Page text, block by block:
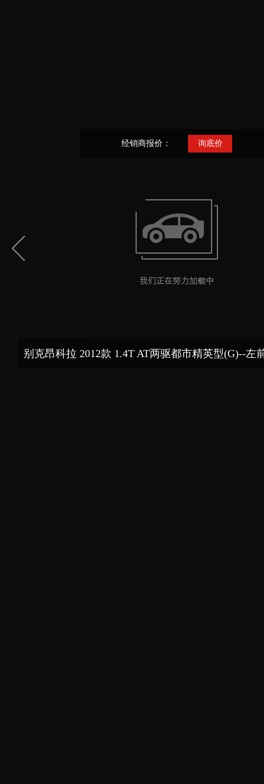
经销商报价： 询底价
别克昂科拉 2012款 1.4T AT两驱都市精英型(G)--左